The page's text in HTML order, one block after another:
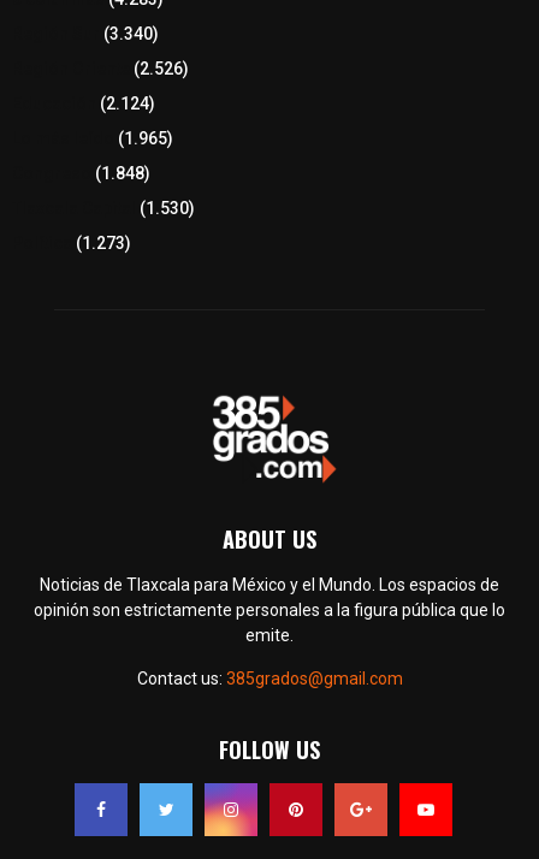
(3.340)
(2.526)
(2.124)
(1.965)
(1.848)
(1.530)
(1.273)
ABOUT US
Noticias de Tlaxcala para México y el Mundo. Los espacios de
opinión son estrictamente personales a la figura pública que lo
emite.
Contact us: 385grados@gmail.com
FOLLOW US